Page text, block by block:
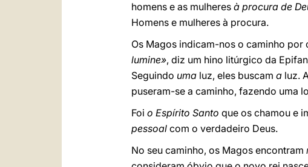
homens e as mulheres à procura de
Homens e mulheres à procura.
Os Magos indicam-nos o caminho por
lumine», diz um hino litúrgico da
Seguindo uma luz, eles buscam a luz.
puseram-se a caminho, fazendo uma
Foi o Espírito Santo que os chamou e
pessoal com o verdadeiro Deus.
No seu caminho, os Magos encontram